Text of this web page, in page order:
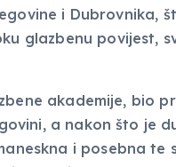
i Dubrovnika,
glazbenu povijest,
akademije, bio
a nakon što je
i posebna te